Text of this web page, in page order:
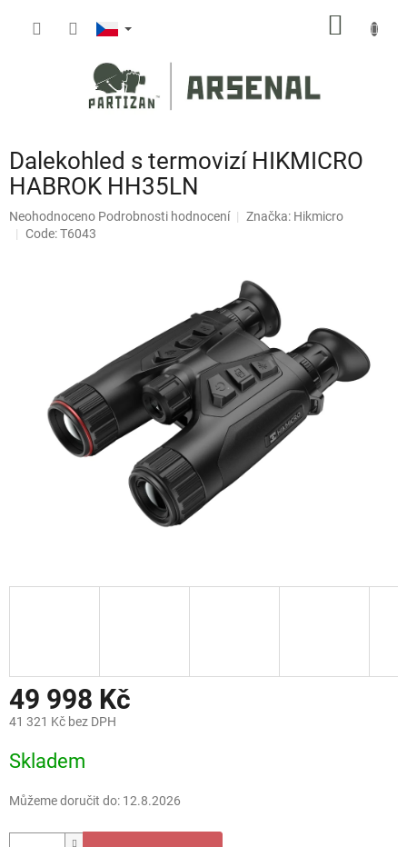
Dalekohled s termovizí HIKMICRO
HABROK HH35LN
Průměrné
hodnocení
Neohodnoceno Podrobnosti hodnocení Značka: Hikmicro
Code: T6043
49 998 Kč
41 321 Kč bez DPH
cena:
Skladem
Můžeme doručit do: 12.8.2026